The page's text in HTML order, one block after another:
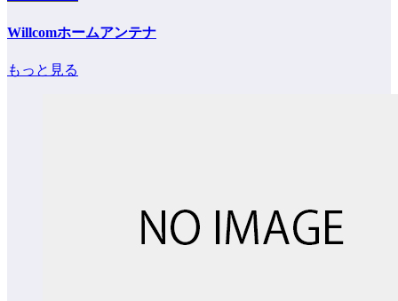
Willcomホームアンテナ
もっと見る